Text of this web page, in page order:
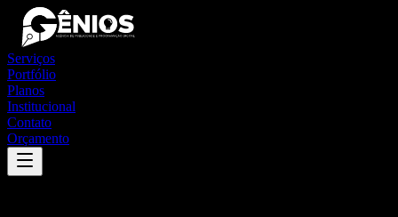
Serviços
Portfólio
Planos
Institucional
Contato
Orçamento